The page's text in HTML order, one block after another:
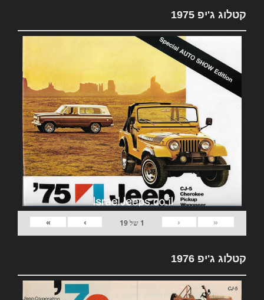
קטלוג ג'יפ 1975
«
‹
1 של19
›
»
קטלוג ג'יפ 1976